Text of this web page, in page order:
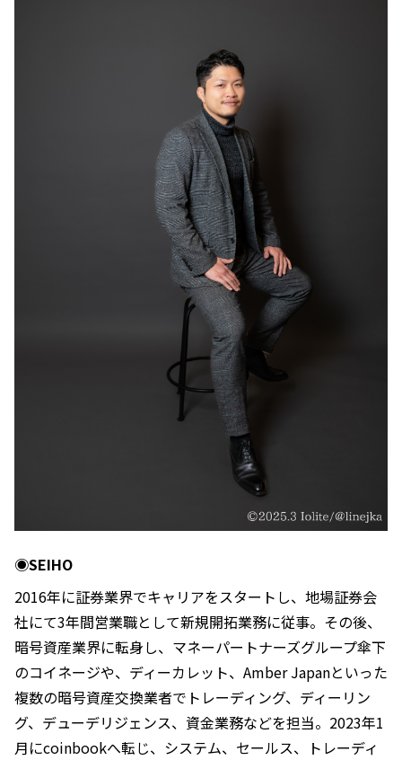
◉SEIHO
2016年に証券業界でキャリアをスタートし、地場証券会
社にて3年間営業職として新規開拓業務に従事。その後、
暗号資産業界に転身し、マネーパートナーズグループ傘下
のコイネージや、ディーカレット、Amber Japanといった
複数の暗号資産交換業者でトレーディング、ディーリン
グ、デューデリジェンス、資金業務などを担当。2023年1
月にcoinbookへ転じ、システム、セールス、トレーディ